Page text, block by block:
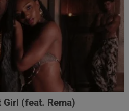
Girl (feat. Rema)